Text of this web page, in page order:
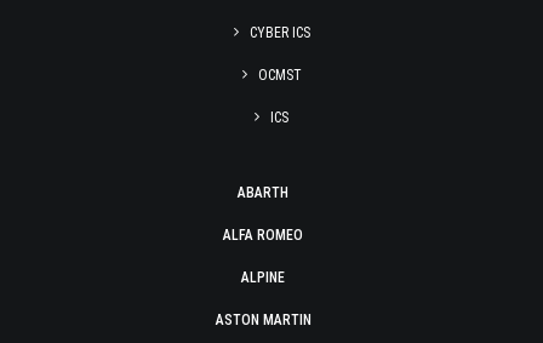
CYBER ICS
OCMST
ICS
ABARTH
ALFA ROMEO
ALPINE
ASTON MARTIN